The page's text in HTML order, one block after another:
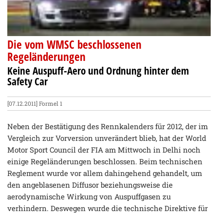
Die vom WMSC beschlossenen
Regeländerungen
Keine Auspuff-Aero und Ordnung hinter dem
Safety Car
[07.12.2011]Formel 1
Neben der Bestätigung des Rennkalenders für 2012, der im
Vergleich zur Vorversion unverändert blieb, hat der World
Motor Sport Council der FIA am Mittwoch in Delhi noch
einige Regeländerungen beschlossen. Beim technischen
Reglement wurde vor allem dahingehend gehandelt, um
den angeblasenen Diffusor beziehungsweise die
aerodynamische Wirkung von Auspuffgasen zu
verhindern. Deswegen wurde die technische Direktive für